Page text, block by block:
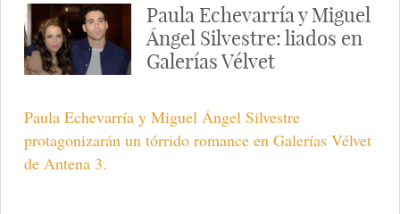
Paula Echevarría y Miguel
Ángel Silvestre: liados en
Galerías Vélvet
Paula Echevarría y Miguel Ángel Silvestre
protagonizarán un tórrido romance en Galerías Vélvet
de Antena 3.